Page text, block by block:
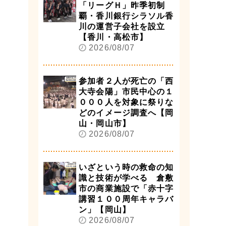
「リーグＨ」昨季初制
覇・香川銀行シラソル香
川の運営子会社を設立
【香川・高松市】
2026/08/07
参加者２人が死亡の「西
大寺会陽」市民中心の１
０００人を対象に祭りな
どのイメージ調査へ【岡
山・岡山市】
2026/08/07
いざという時の救命の知
識と技術が学べる 倉敷
市の商業施設で「赤十字
講習１００周年キャラバ
ン」【岡山】
2026/08/07